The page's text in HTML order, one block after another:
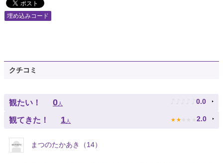
埋め込みコード
クチコミ
観たい！ 0人 ♪ ♪ ♪ ♪ ♪ 0.0
観てきた！ 1人 ★ ★ ★ ★ ★ 2.0
まつのたかあき（14）